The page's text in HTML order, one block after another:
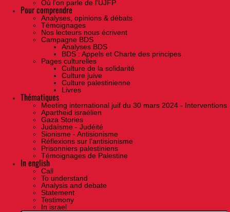
Où l'on parle de l'UJFP
Pour comprendre
Analyses, opinions & débats
Témoignages
Nos lecteurs nous écrivent
Campagne BDS
Analyses BDS
BDS : Appels et Charte des principes
Pages culturelles
Culture de la solidarité
Culture juive
Culture palestinienne
Livres
Thématiques
Meeting international juif du 30 mars 2024 - Interventions
Apartheid israélien
Gaza Stories
Judaïsme - Judéité
Sionisme - Antisionisme
Réflexions sur l’antisionisme
Prisonniers palestiniens
Témoignages de Palestine
In english
Call
To understand
Analysis and debate
Statement
Testimony
In israel